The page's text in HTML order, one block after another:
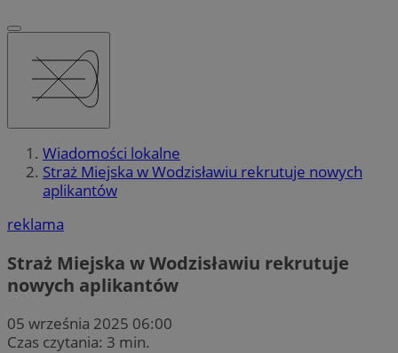
Wiadomości lokalne
Straż Miejska w Wodzisławiu rekrutuje nowych
aplikantów
reklama
Straż Miejska w Wodzisławiu rekrutuje
nowych aplikantów
05 września 2025 06:00
Czas czytania: 3 min.